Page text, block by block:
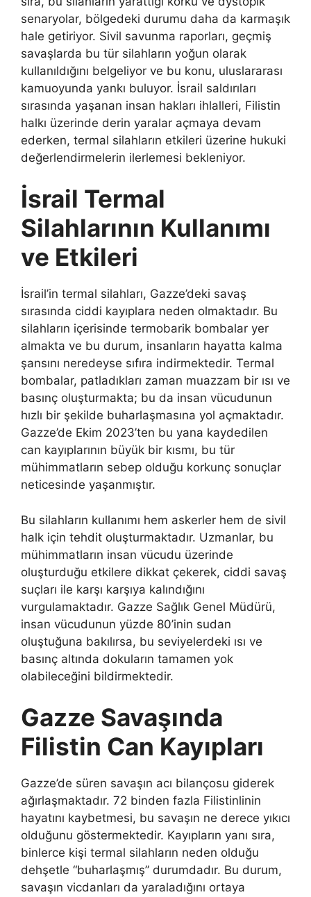
senaryolar, bölgedeki durumu daha da karmaşık
hale getiriyor. Sivil savunma raporları, geçmiş
savaşlarda bu tür silahların yoğun olarak
kullanıldığını belgeliyor ve bu konu, uluslararası
kamuoyunda yankı buluyor. İsrail saldırıları
sırasında yaşanan insan hakları ihlalleri, Filistin
halkı üzerinde derin yaralar açmaya devam
ederken, termal silahların etkileri üzerine hukuki
değerlendirmelerin ilerlemesi bekleniyor.
İsrail Termal
Silahlarının Kullanımı
ve Etkileri
İsrail’in termal silahları, Gazze’deki savaş
sırasında ciddi kayıplara neden olmaktadır. Bu
silahların içerisinde termobarik bombalar yer
almakta ve bu durum, insanların hayatta kalma
şansını neredeyse sıfıra indirmektedir. Termal
bombalar, patladıkları zaman muazzam bir ısı ve
basınç oluşturmakta; bu da insan vücudunun
hızlı bir şekilde buharlaşmasına yol açmaktadır.
Gazze’de Ekim 2023’ten bu yana kaydedilen
can kayıplarının büyük bir kısmı, bu tür
mühimmatların sebep olduğu korkunç sonuçlar
neticesinde yaşanmıştır.
Bu silahların kullanımı hem askerler hem de sivil
halk için tehdit oluşturmaktadır. Uzmanlar, bu
mühimmatların insan vücudu üzerinde
oluşturduğu etkilere dikkat çekerek, ciddi savaş
suçları ile karşı karşıya kalındığını
vurgulamaktadır. Gazze Sağlık Genel Müdürü,
insan vücudunun yüzde 80’inin sudan
oluştuğuna bakılırsa, bu seviyelerdeki ısı ve
basınç altında dokuların tamamen yok
olabileceğini bildirmektedir.
Gazze Savaşında
Filistin Can Kayıpları
Gazze’de süren savaşın acı bilançosu giderek
ağırlaşmaktadır. 72 binden fazla Filistinlinin
hayatını kaybetmesi, bu savaşın ne derece yıkıcı
olduğunu göstermektedir. Kayıpların yanı sıra,
binlerce kişi termal silahların neden olduğu
dehşetle “buharlaşmış” durumdadır. Bu durum,
savaşın vicdanları da yaraladığını ortaya